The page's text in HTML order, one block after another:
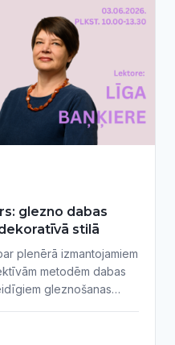
glezno dabas
stilā
plenērā izmantojamiem
metodēm dabas
gleznošanas
vingrinājumus,